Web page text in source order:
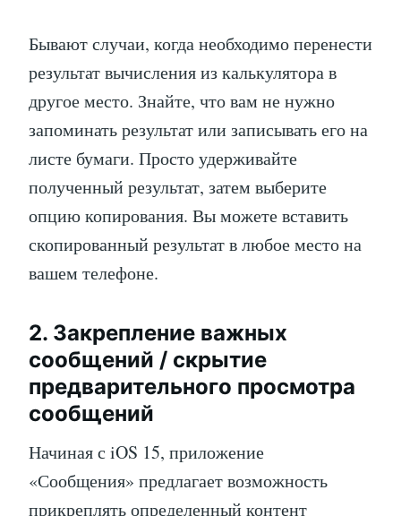
Бывают случаи, когда необходимо перенести
результат вычисления из калькулятора в
другое место. Знайте, что вам не нужно
запоминать результат или записывать его на
листе бумаги. Просто удерживайте
полученный результат, затем выберите
опцию копирования. Вы можете вставить
скопированный результат в любое место на
вашем телефоне.
2. Закрепление важных
сообщений / скрытие
предварительного просмотра
сообщений
Начиная с iOS 15, приложение
«Сообщения» предлагает возможность
прикреплять определенный контент